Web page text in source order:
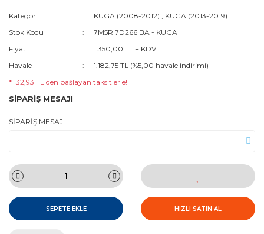
Kategori KUGA (2008-2012) , KUGA (2013-2019)
Stok Kodu
7M5R 7D266 BA - KUGA
Fiyat
1.350,00 TL + KDV
Havale
1.182,75 TL (%5,00 havale indirimi)
* 132,93 TL den başlayan taksitlerle!
SİPARİŞ MESAJI
SİPARİŞ MESAJI
SEPETE EKLE HIZLI SATIN AL